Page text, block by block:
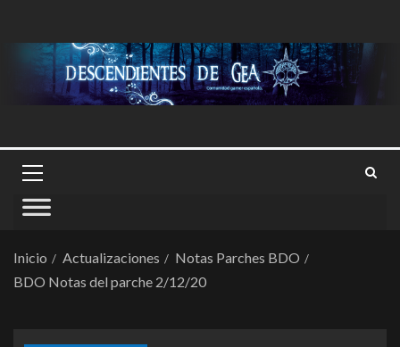
Inicio Actualizaciones
Notas Parches BDO
BDO Notas del parche 2/12/20